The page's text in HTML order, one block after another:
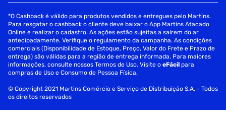
*O Cashback é válido para produtos vendidos e entregues pelo Martins.
Para resgatar o cashback o cliente deve baixar o App Martins Atacado
Online e realizar o cadastro. As ações estão sujeitas a saírem do ar
antecipadamente. Verifique o regulamento da campanha. As condições
comerciais (Disponibilidade de Estoque, Preço, Valor do Frete e Prazo de
entrega) são válidas para a região de entrega informada. Para maiores
informações, consulte nossos Termos de Uso. Visite oeFácil para
compras de Uso e Consumo de Pessoa Física.
© Copyright 2021 Martins Comércio e Serviço de Distribuição S.A. - Todos
os direitos reservados